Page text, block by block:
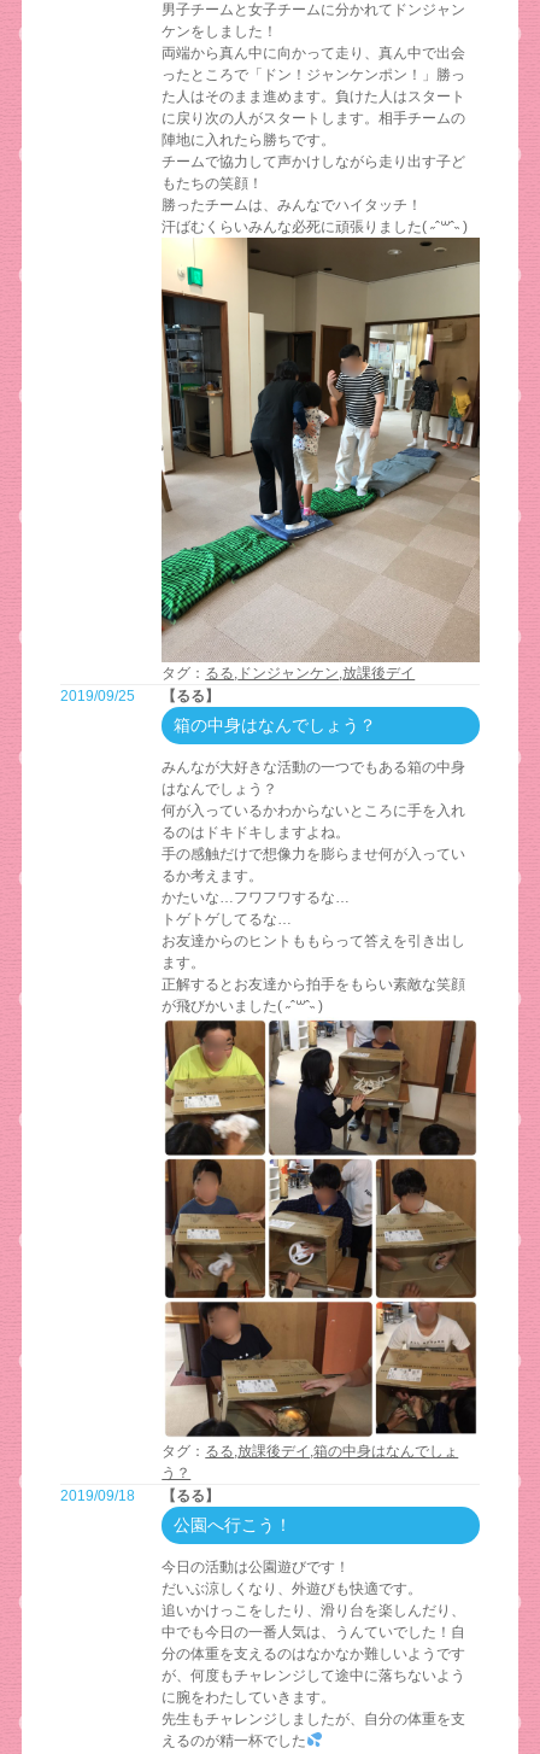
男子チームと女子チームに分かれてドンジャン
ケンをしました！
両端から真ん中に向かって走り、真ん中で出会
ったところで「ドン！ジャンケンポン！」勝っ
た人はそのまま進めます。負けた人はスタート
に戻り次の人がスタートします。相手チームの
陣地に入れたら勝ちです。
チームで協力して声かけしながら走り出す子ど
もたちの笑顔！
勝ったチームは、みんなでハイタッチ！
汗ばむくらいみんな必死に頑張りました( ˶ˆ꒳ˆ˵ )
タグ： るる ドンジャンケン ,放課後デイ
2019/09/25
【るる】
箱の中身はなんでしょう？
みんなが大好きな活動の一つでもある箱の中身
はなんでしょう？
何が入っているかわからないところに手を入れ
るのはドキドキしますよね。
手の感触だけで想像力を膨らませ何が入ってい
るか考えます。
かたいな…フワフワするな…
トゲトゲしてるな…
お友達からのヒントももらって答えを引き出し
ます。
正解するとお友達から拍手をもらい素敵な笑顔
が飛びかいました( ˶ˆ꒳ˆ˵ )
タグ： るる,放課後デイ ,箱の中身はなんでしょ
う？
2019/09/18
【るる】
公園へ行こう！
今日の活動は公園遊びです！
だいぶ涼しくなり、外遊びも快適です。
追いかけっこをしたり、滑り台を楽しんだり、
中でも今日の一番人気は、うんていでした！自
分の体重を支えるのはなかなか難しいようです
が、何度もチャレンジして途中に落ちないよう
に腕をわたしていきます。
先生もチャレンジしましたが、自分の体重を支
えるのが精一杯でした